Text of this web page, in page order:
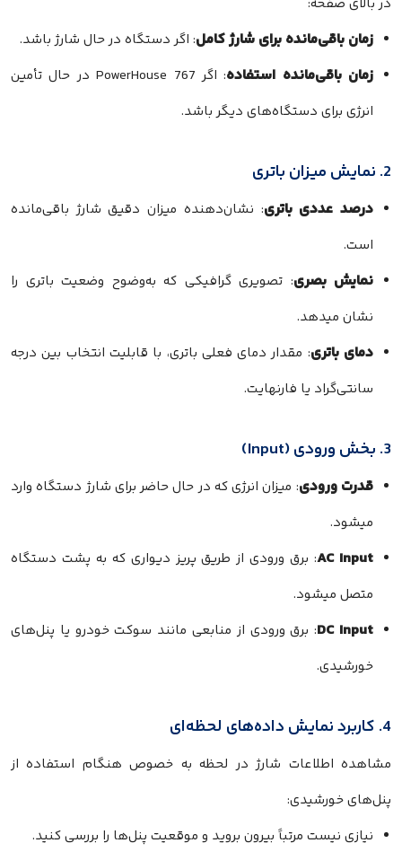
در بالای صفحه:
زمان باقی‌مانده برای شارژ کامل: اگر دستگاه در حال شارژ باشد.
زمان باقی‌مانده استفاده
: اگر PowerHouse 767 در حال تأمین
انرژی برای دستگاه‌های دیگر باشد.
2. نمایش میزان باتری
درصد عددی باتری: نشان‌دهنده میزان دقیق شارژ باقی‌مانده
است.
نمایش بصری: تصویری گرافیکی که به‌وضوح وضعیت باتری را
نشان میدهد.
دمای باتری: مقدار دمای فعلی باتری، با قابلیت انتخاب بین درجه
سانتی‌گراد یا فارنهایت.
3. بخش ورودی (Input)
قدرت ورودی: میزان انرژی که در حال حاضر برای شارژ دستگاه وارد
میشود.
AC Input: برق ورودی از طریق پریز دیواری که به پشت دستگاه
متصل میشود.
DC Input: برق ورودی از منابعی مانند سوکت خودرو یا پنل‌های
خورشیدی.
4. کاربرد نمایش داده‌های لحظه‌ای
مشاهده اطلاعات شارژ در لحظه به خصوص هنگام استفاده از
پنل‌های خورشیدی:
نیازی نیست مرتباً بیرون بروید و موقعیت پنل‌ها را بررسی کنید.